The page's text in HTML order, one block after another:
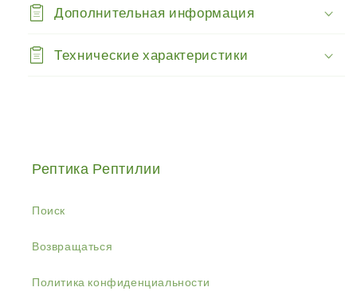
см
см
Дополнительная информация
Технические характеристики
Рептика Рептилии
Поиск
Возвращаться
Политика конфиденциальности